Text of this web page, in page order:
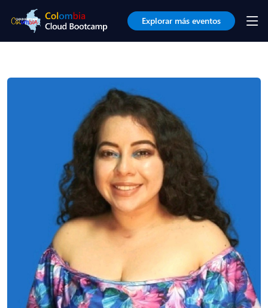
Explorar más eventos